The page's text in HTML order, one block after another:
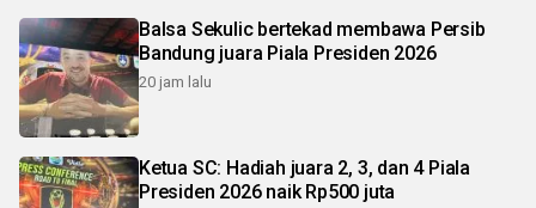
Balsa Sekulic bertekad membawa Persib
Bandung juara Piala Presiden 2026
20 jam lalu
Ketua SC: Hadiah juara 2, 3, dan 4 Piala
Presiden 2026 naik Rp500 juta